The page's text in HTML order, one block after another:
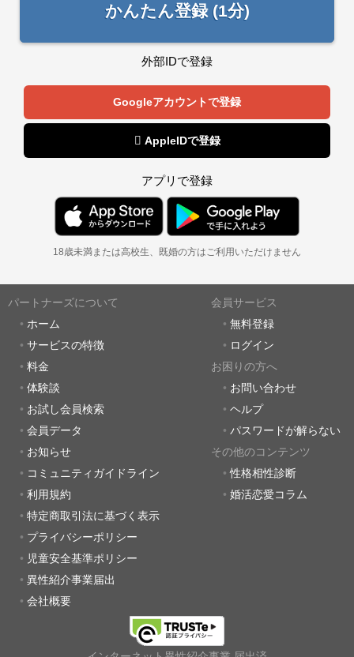
かんたん登録 (1分)
外部IDで登録
Googleアカウントで登録
 AppleIDで登録
アプリで登録
18歳未満または高校生、既婚の方はご利用いただけません
パートナーズについて
ホーム
サービスの特徴
料金
体験談
お試し会員検索
会員データ
お知らせ
コミュニティガイドライン
利用規約
特定商取引法に基づく表示
プライバシーポリシー
児童安全基準ポリシー
異性紹介事業届出
会社概要
会員サービス
無料登録
ログイン
お困りの方へ
お問い合わせ
ヘルプ
パスワードが解らない
その他のコンテンツ
性格相性診断
婚活恋愛コラム